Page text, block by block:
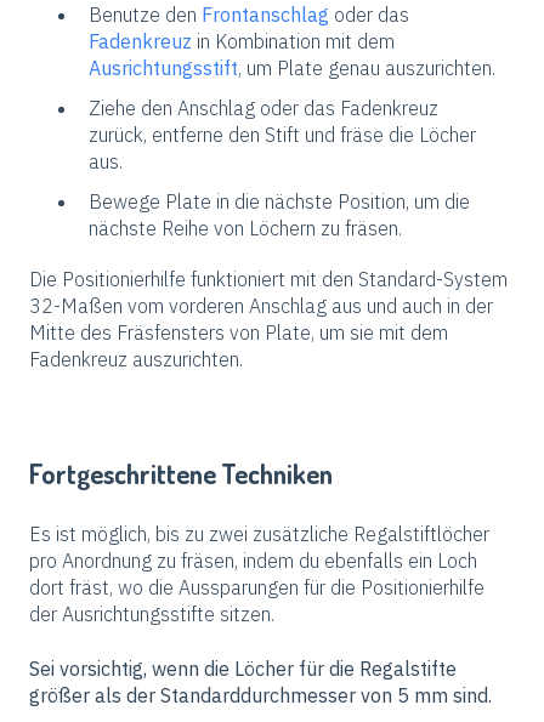
Benutze den Frontanschlag oder das
Fadenkreuz in Kombination mit dem
Ausrichtungsstift, um Plate genau auszurichten.
Ziehe den Anschlag oder das Fadenkreuz
zurück, entferne den Stift und fräse die Löcher
aus.
Bewege Plate in die nächste Position, um die
nächste Reihe von Löchern zu fräsen.
Die Positionierhilfe funktioniert mit den Standard-System
32-Maßen vom vorderen Anschlag aus und auch in der
Mitte des Fräsfensters von Plate, um sie mit dem
Fadenkreuz auszurichten.
Fortgeschrittene Techniken
Es ist möglich, bis zu zwei zusätzliche Regalstiftlöcher
pro Anordnung zu fräsen, indem du ebenfalls ein Loch
dort fräst, wo die Aussparungen für die Positionierhilfe
der Ausrichtungsstifte sitzen.
Sei vorsichtig, wenn die Löcher für die Regalstifte
größer als der Standarddurchmesser von 5 mm sind.